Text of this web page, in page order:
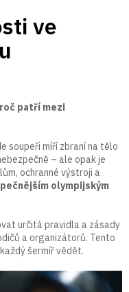
ve
patří mezi
soupeři míří zbraní na tělo
– ale opak je
ochranné výstroji a
olympijským
určitá pravidla a zásady
a organizátorů. Tento
šermíř vědět.